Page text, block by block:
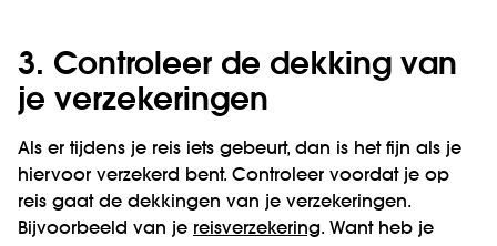
3. Controleer de dekking van
je verzekeringen
Als er tijdens je reis iets gebeurt, dan is het fijn als je
hiervoor verzekerd bent. Controleer voordat je op
reis gaat de dekkingen van je verzekeringen.
Bijvoorbeeld van je reisverzekering. Want heb je